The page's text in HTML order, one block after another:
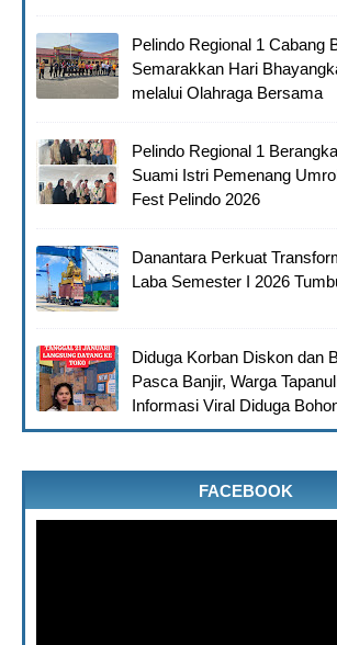
Pelindo Regional 1 Cabang
Semarakkan Hari
melalui Olahraga Bersama
Pelindo Regional 1
Suami Istri Pemenang
Fest Pelindo 2026
Danantara Perkuat
Laba Semester I 2026
Diduga Korban Diskon dan
Pasca Banjir, Warga
Informasi Viral Diduga
FACEBOOK